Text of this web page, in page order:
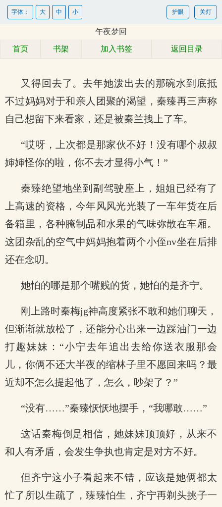
关灯
护眼
字体： 大 中 小
午夜梦回
首页 书架 加入书签 返回目录
又得回去了。去年她泼出去的那碗水到底抵
不过妈妈对于和亲人团聚的渴望，秦臻再三声称
自己想留下来看家，还是被秦兰拽上了车。
“哎呀，上次都是那家伙不好！没有哪个叔叔
婶婶怪你的啦，你不去才显得小气！”
秦臻绝望地坐到副驾驶座上，姐姐已经有了
上高速的资格，今年风风光光装了一车年货在后
备箱里，各种腌制品和水果的气味弥散在车厢。
这团杂乱的空气中妈妈抱着两个小侄nv坐在后排
还在念叨。
她怕的哪是那个嘴贱的货，她怕的是齐宁。
刚上路时秦梅jg神高度紧张不敢和她们聊天，
但渐渐就放松了，还能分心出来一边踩油门一边
打趣妹妹：“小宁去年追出去给你送衣服那会
儿，你俩不还大半夜的缩林子里不愿回来吗？最
近却不怎么提起他了，怎么，吵架了？”
“没有……”秦臻恹恹地摆手，“我哪敢……”
这话秦梅倒是相信，她妹妹顶顶好，从来不
和人有矛盾，会发生争执也肯定是对方不好。
但齐宁这小子看起来不错，应该是她俩都太
忙了所以生疏了，臻臻怕生，齐宁再剃头挑子一